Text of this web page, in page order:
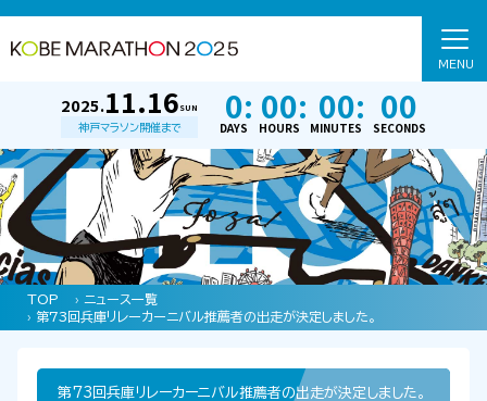
2025.11.16 SUN
神戸マラソン開催まで
0:
DAYS
00:
HOURS
00:
MINUTES
00
SECONDS
TOP › ニュース一覧
› 第73回兵庫リレーカーニバル推薦者の出走が決定しました。
第73回兵庫リレーカーニバル推薦者の出走が決定しました。
MENU